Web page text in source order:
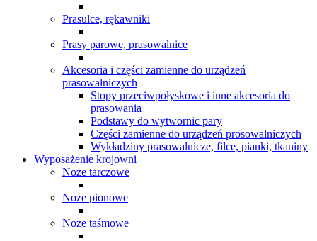
Prasulce, rękawniki
Prasy parowe, prasowalnice
Akcesoria i części zamienne do urządzeń
prasowalniczych
Stopy przeciwpołyskowe i inne akcesoria do
prasowania
Podstawy do wytwornic pary
Części zamienne do urządzeń prosowalniczych
Wykładziny prasowalnicze, filce, pianki, tkaniny
Wyposażenie krojowni
Noże tarczowe
Noże pionowe
Noże taśmowe